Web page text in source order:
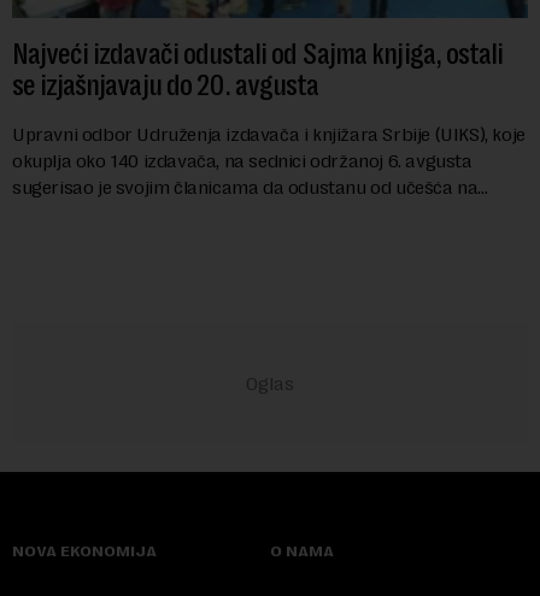
Najveći izdavači odustali od Sajma knjiga, ostali
se izjašnjavaju do 20. avgusta
Upravni odbor Udruženja izdavača i knjižara Srbije (UIKS), koje
okuplja oko 140 izdavača, na sednici održanoj 6. avgusta
sugerisao je svojim članicama da odustanu od učešća na
NOVA EKONOMIJA O NAMA